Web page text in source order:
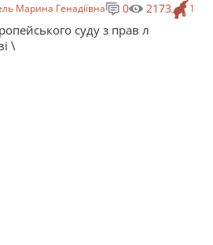
Марина Генадіївна 1
0 2173